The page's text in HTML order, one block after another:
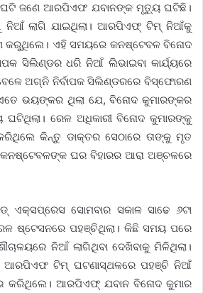
ଜଣେ ଆରପିଏଫ ଯବାନଙ୍କ ମୃତ୍ୟୁ ଘଟିଛି।
ନିଆଁ ଲାଗି ଯାଇଥିଲା। ଆରପିଏଫ୍‌‌ ଟିମ୍‌‌ ନିଆଁକୁ
ଏହି ସମୟରେ କନଷ୍ଟେବଳ ବିନୋଦ
ସିଲିଣ୍ଡର ଧରି ନିଆଁ ଲିଭାଇବା କାର୍ଯ୍ୟରେ
ଅଗ୍ନି ନିର୍ବାପକ ସିଲିଣ୍ଡରରେ ବିସ୍ଫୋରଣ
ଭୟଙ୍କର ଥିଲା ଯେ, ବିନୋଦ କୁମାରଙ୍କର
ରେଳ ଅଧିକାରୀ ବିନୋଦ କୁମାରଙ୍କୁ
କରିଥିଲେ କିନ୍ତୁ ଡାକ୍ତର ସେଠାରେ ତାଙ୍କୁ ମୃତ
ଘର ବିହାରର ଆରା ଅଞ୍ଚଳରେ
ଏକ୍ସପ୍ରେସ ସୋମବାର ସକାଳ ସାଢେ ୬ଟା
ଷ୍ଟେସନରେ ପହଞ୍ଚିଥିଲା। କିଛି ସମୟ ପରେ
ନିଆଁ ଲାଗିଥିବା ଦେଖିବାକୁ ମିଳିଥିଲା।
ଆରପିଏଫ ଟିମ୍ ଘଟଣାସ୍ଥଳରେ ପହଞ୍ଚି ନିଆଁ
କରିଥିଲେ। ଆରପିଏଫ୍‌ ଯବାନ ବିନୋଦ କୁମାର